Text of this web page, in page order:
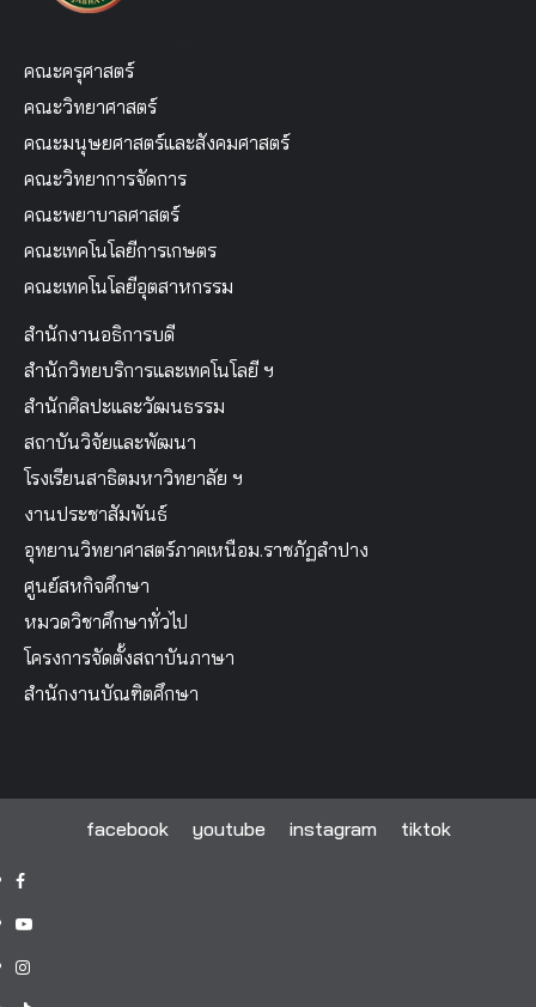
คณะครุศาสตร์
คณะวิทยาศาสตร์
คณะมนุษยศาสตร์และสังคมศาสตร์
คณะวิทยาการจัดการ
คณะพยาบาลศาสตร์
คณะเทคโนโลยีการเกษตร
คณะเทคโนโลยีอุตสาหกรรม
สำนักงานอธิการบดี
สำนักวิทยบริการและเทคโนโลยี ฯ
สำนักศิลปะและวัฒนธรรม
สถาบันวิจัยและพัฒนา
โรงเรียนสาธิตมหาวิทยาลัย ฯ
งานประชาสัมพันธ์
อุทยานวิทยาศาสตร์ภาคเหนือม.ราชภัฏลำปาง
ศูนย์สหกิจศึกษา
หมวดวิชาศึกษาทั่วไป
โครงการจัดตั้งสถาบันภาษา
สำนักงานบัณฑิตศึกษา
facebook youtube instagram tiktok
facebook
youtube
instagram